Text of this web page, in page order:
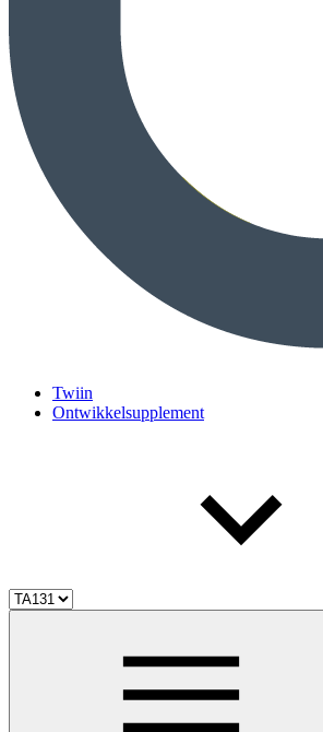
Twiin
Ontwikkelsupplement